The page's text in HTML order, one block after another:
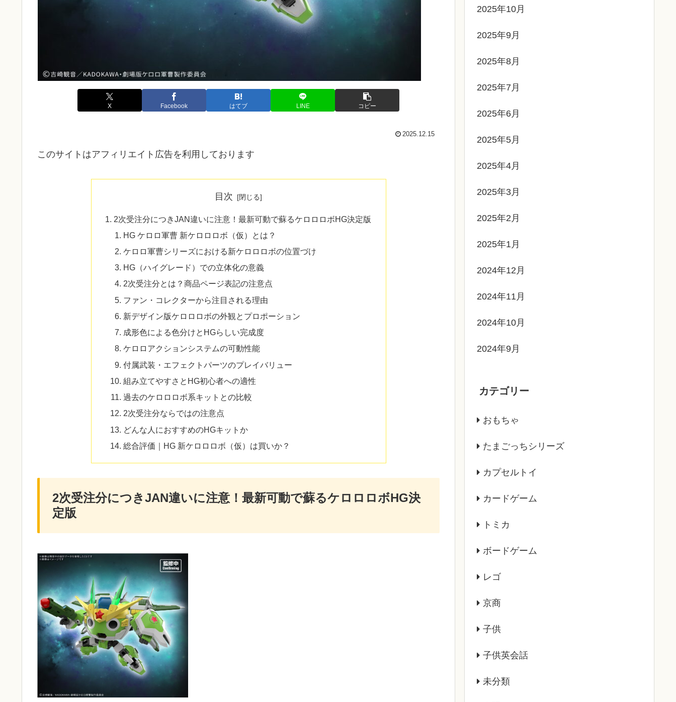
X Facebook はてブ LINE コピー
2025.12.15
このサイトはアフィリエイト広告を利用しております
目次
2次受注分につきJAN違いに注意！最新可動で蘇るケロロロボHG決定版
HG ケロロ軍曹 新ケロロロボ（仮）とは？
ケロロ軍曹シリーズにおける新ケロロロボの位置づけ
HG（ハイグレード）での立体化の意義
2次受注分とは？商品ページ表記の注意点
ファン・コレクターから注目される理由
新デザイン版ケロロロボの外観とプロポーション
成形色による色分けとHGらしい完成度
ケロロアクションシステムの可動性能
付属武装・エフェクトパーツのプレイバリュー
組み立てやすさとHG初心者への適性
過去のケロロロボ系キットとの比較
2次受注分ならではの注意点
どんな人におすすめのHGキットか
総合評価｜HG 新ケロロロボ（仮）は買いか？
2次受注分につきJAN違いに注意！最新可動で蘇るケロロロボHG決
定版
2025年10月
2025年9月
2025年8月
2025年7月
2025年6月
2025年5月
2025年4月
2025年3月
2025年2月
2025年1月
2024年12月
2024年11月
2024年10月
2024年9月
カテゴリー
おもちゃ
たまごっちシリーズ
カプセルトイ
カードゲーム
トミカ
ボードゲーム
レゴ
京商
子供
子供英会話
未分類